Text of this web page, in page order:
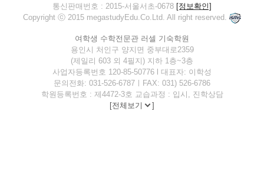
통신판매번호 : 2015-서울서초-0678 [정보확인]
Copyright ⓒ 2015 megastudyEdu.Co.Ltd. All right reserved.
여학생 수학전문관 러셀 기숙학원
용인시 처인구 양지면 중부대로2359
(제일리 603 외 4필지) 지하 1층~3층
사업자등록번호 120-85-50776 l 대표자: 이학성
문의전화: 031-526-6787ㅣFAX: 031) 526-6786
학원등록번호 : 제4472-3호 교습과정 : 입시, 진학상담
[전체보기 ]